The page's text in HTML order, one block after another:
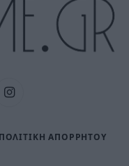
Instagram
ΠΟΛΙΤΙΚΉ ΑΠΟΡΡΉΤΟΥ